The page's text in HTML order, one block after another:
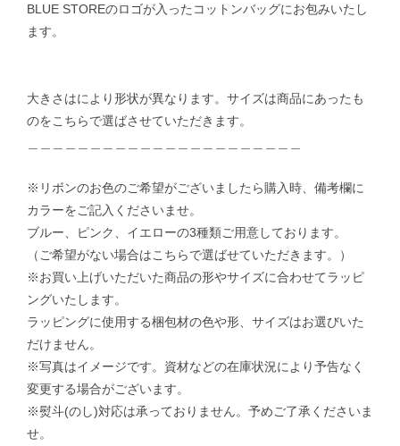
BLUE STOREのロゴが入ったコットンバッグにお包みいたし
ます。
大きさはにより形状が異なります。サイズは商品にあったも
のをこちらで選ばさせていただきます。
※リボンのお色のご希望がございましたら購入時、備考欄に
カラーをご記入くださいませ。
ブルー、ピンク、イエローの3種類ご用意しております。
（ご希望がない場合はこちらで選ばせていただきます。）
※お買い上げいただいた商品の形やサイズに合わせてラッピ
ングいたします。
ラッピングに使用する梱包材の色や形、サイズはお選びいた
だけません。
※写真はイメージです。資材などの在庫状況により予告なく
変更する場合がございます。
※熨斗(のし)対応は承っておりません。予めご了承くださいま
せ。